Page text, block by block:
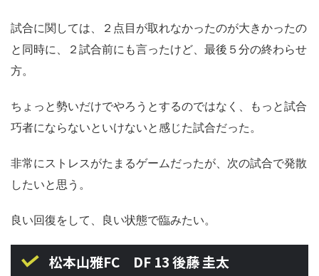
試合に関しては、２点目が取れなかったのが大きかったの
と同時に、２試合前にも言ったけど、最後５分の終わらせ
方。
ちょっと勢いだけでやろうとするのではなく、もっと試合
巧者にならないといけないと感じた試合だった。
非常にストレスがたまるゲームだったが、次の試合で発散
したいと思う。
良い回復をして、良い状態で臨みたい。
松本山雅FC DF 13 後藤 圭太